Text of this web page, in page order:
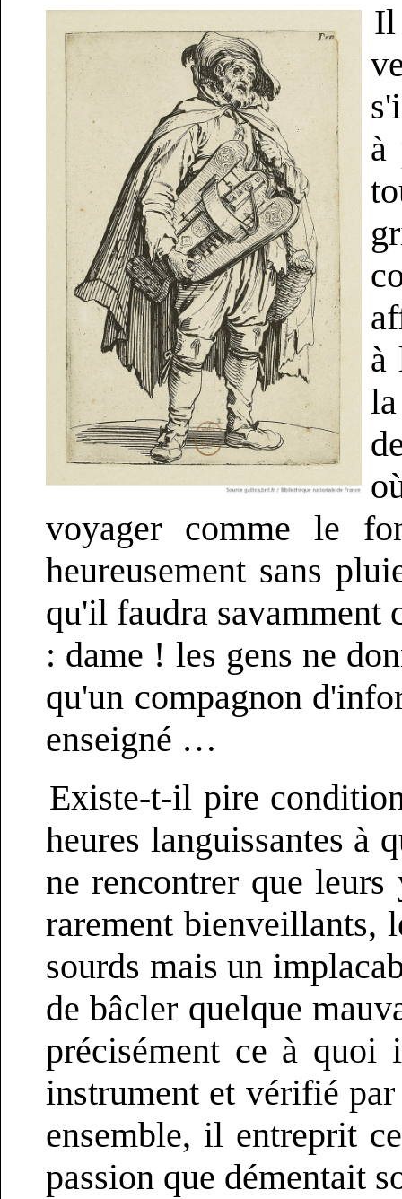
Il
à
à
voyager comme le
heureusement sans
qu'il faudra savamment
: dame ! les gens ne
qu'un compagnon
enseigné …
Existe-t-il pire
heures languissantes à
ne rencontrer que
rarement bienveillants,
sourds mais un
de bâcler quelque
précisément ce à quoi
instrument et vérifié
ensemble, il entreprit
passion que démentait